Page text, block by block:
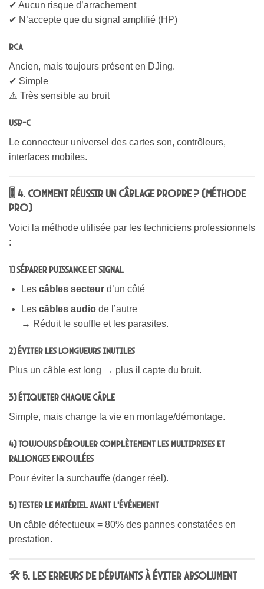
✔ Aucun risque d’arrachement
✔ N’accepte que du signal amplifié (HP)
RCA
Ancien, mais toujours présent en DJing.
✔ Simple
⚠️ Très sensible au bruit
USB-C
Le connecteur universel des cartes son, contrôleurs,
interfaces mobiles.
🎚️ 4. Comment réussir un câblage propre ? (méthode
pro)
Voici la méthode utilisée par les techniciens professionnels
:
1) Séparer puissance et signal
Les câbles secteurd’un côté
Les câbles audiode l’autre
→ Réduit le souffle et les parasites.
2) Éviter les longueurs inutiles
Plus un câble est long → plus il capte du bruit.
3) Étiqueter chaque câble
Simple, mais change la vie en montage/démontage.
4) Toujours dérouler complètement les multiprises et
rallonges enroulées
Pour éviter la surchauffe (danger réel).
5) Tester le matériel AVANT l’événement
Un câble défectueux = 80% des pannes constatées en
prestation.
🛠️ 5. Les erreurs de débutants à éviter absolument